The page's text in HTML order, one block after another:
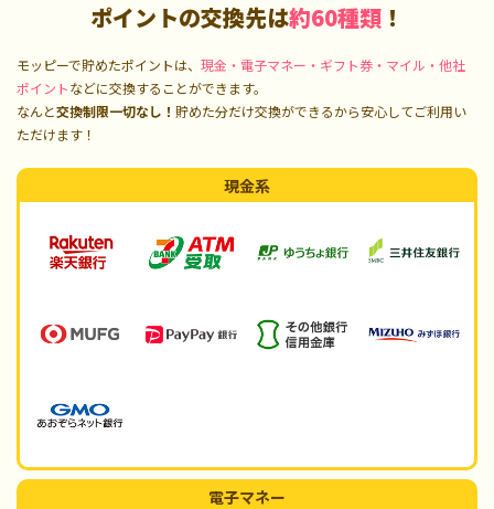
ポイントの交換先は約60種類 ！
モッピーで貯めたポイントは、 現金・電子マネー・ギフト券・マイル・他社
ポイントなどに交換することができます。
なんと交換制限一切なし！ 貯めた分だけ交換ができるから安心してご利用い
ただけます！
現金系
電子マネー